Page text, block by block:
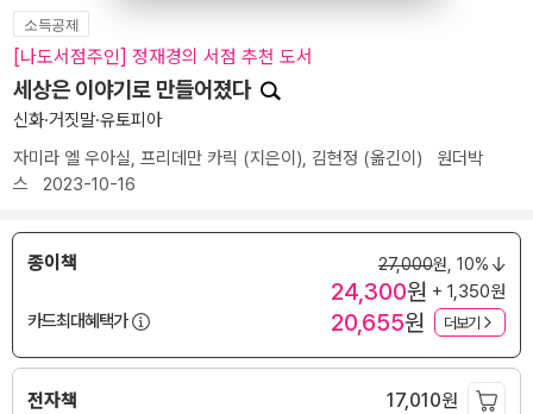
소득공제
[나도서점주인] 정재경의 서점 추천 도서
세상은 이야기로 만들어졌다
신화·거짓말·유토피아
자미라 엘 우아실, 프리데만 카릭 (지은이), 김현정 (옮긴이) 원더박
스 2023-10-16
종이책 27,000원, 10%
24,300원 + 1,350원
카드최대혜택가
20,655원 더보기
전자책 17,010원